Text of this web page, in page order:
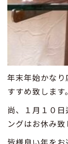
年末年始かな
すすめ致します。
尚、１月１０
ングはお休み致